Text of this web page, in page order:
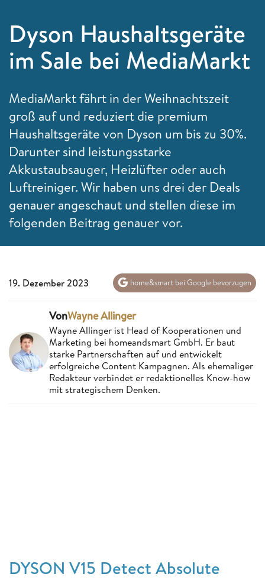
Dyson Haushaltsgeräte
im Sale bei MediaMarkt
MediaMarkt fährt in der Weihnachtszeit
groß auf und reduziert die premium
Haushaltsgeräte von Dyson um bis zu 30%.
Darunter sind leistungsstarke
Akkustaubsauger, Heizlüfter oder auch
Luftreiniger. Wir haben uns drei der Deals
genauer angeschaut und stellen diese im
folgenden Beitrag genauer vor.
19. Dezember 2023 home&smart bei Google bevorzugen
VonWayne Allinger
Wayne Allinger ist Head of Kooperationen und
Marketing bei homeandsmart GmbH. Er baut
starke Partnerschaften auf und entwickelt
erfolgreiche Content Kampagnen. Als ehemaliger
Redakteur verbindet er redaktionelles Know-how
mit strategischem Denken.
DYSON V15 Detect Absolute